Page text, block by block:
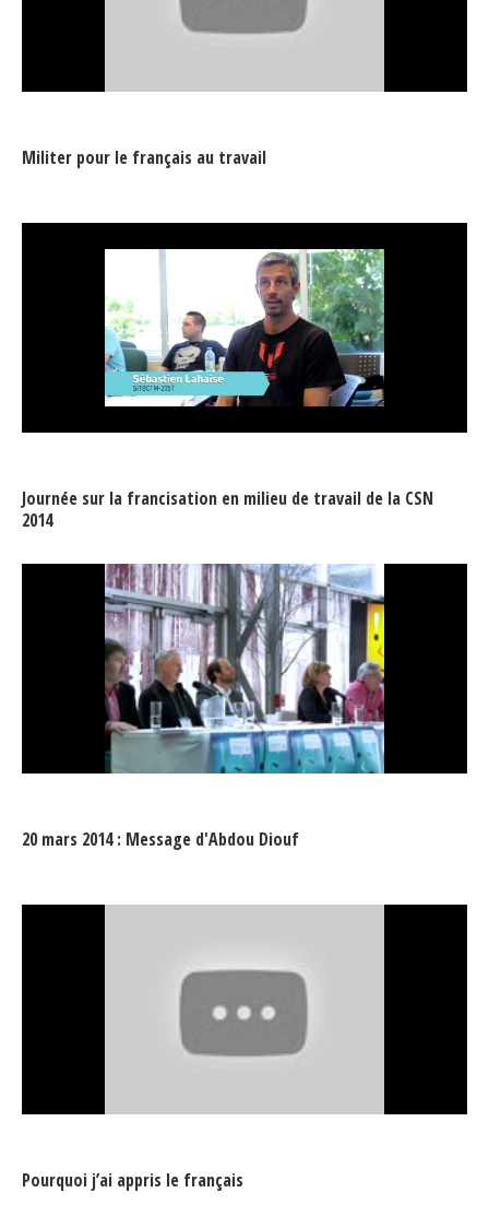
Militer pour le français au travail
Journée sur la francisation en milieu de travail de la CSN
2014
20 mars 2014 : Message d'Abdou Diouf
Pourquoi j’ai appris le français